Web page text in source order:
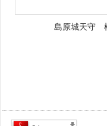
島原城天守